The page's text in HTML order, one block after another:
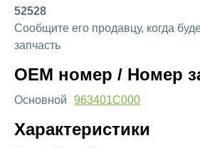
52528
Сообщите его продавцу, когда
запчасть
OEM номер / Номер
Основной 963401C000
Характеристики